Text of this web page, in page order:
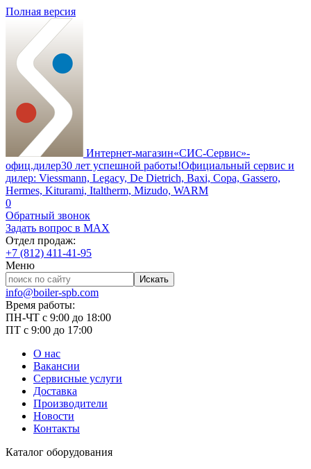
Полная версия
Интернет-магазин«СИС-Сервис»-
офиц.дилер30 лет успешной работы!Официальный сервис и
дилер: Viessmann, Legacy, De Dietrich, Baxi, Copa, Gassero,
Hermes, Kiturami, Italtherm, Mizudo, WARM
0
Обратный звонок
Задать вопрос в MAX
Отдел продаж:
+7 (812) 411-41-95
Меню
info@boiler-spb.com
Время работы:
ПН-ЧТ с 9:00 до 18:00
ПТ с 9:00 до 17:00
О нас
Вакансии
Сервисные услуги
Доставка
Производители
Новости
Контакты
Каталог оборудования